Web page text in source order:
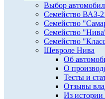
Выбор
Семейство ВАЗ-
Семейство
Семейство
Семейство
Шевроле Нива
Об
О
Тесты и
Отзывы
Из истории